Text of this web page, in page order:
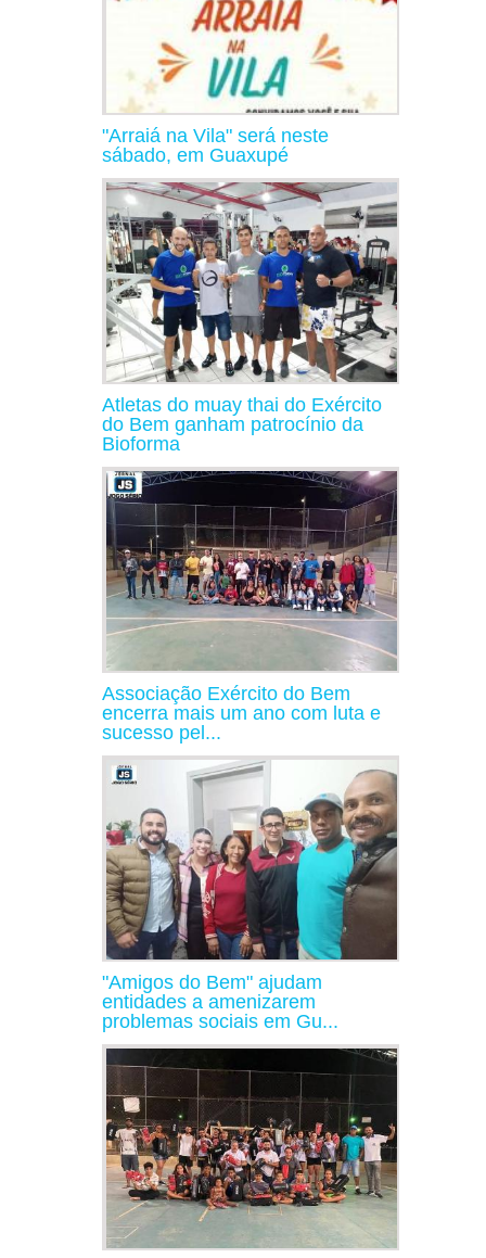
"Arraiá na Vila" será neste
sábado, em Guaxupé
Atletas do muay thai do Exército
do Bem ganham patrocínio da
Bioforma
Associação Exército do Bem
encerra mais um ano com luta e
sucesso pel...
"Amigos do Bem" ajudam
entidades a amenizarem
problemas sociais em Gu...